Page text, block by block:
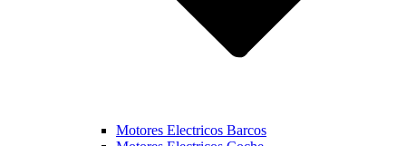
Motores Electricos Barcos